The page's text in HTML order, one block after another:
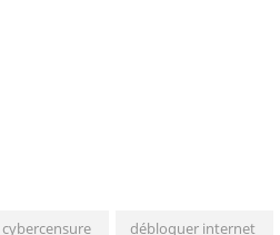
cybercensure débloquer internet